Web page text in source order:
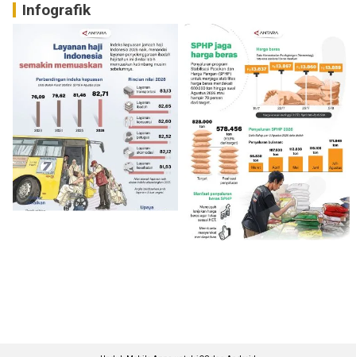
Infografik